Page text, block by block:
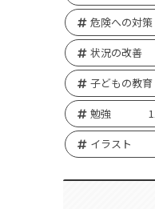
危険への対策
状況の改善
子どもの教育
勉強
イラスト